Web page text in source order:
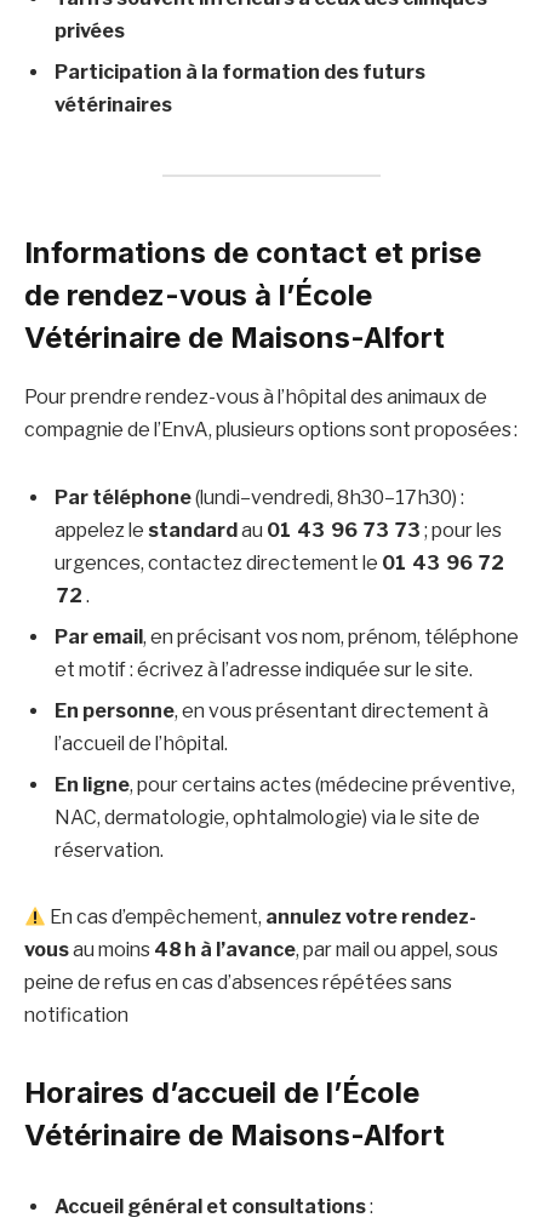
privées
Participation à la formation des futurs
vétérinaires
Informations de contact et prise
de rendez-vous à l’École
Vétérinaire de Maisons-Alfort
Pour prendre rendez-vous à l’hôpital des animaux de
compagnie de l’EnvA, plusieurs options sont proposées :
Par téléphone(lundi–vendredi, 8h30–17h30) :
appelez le standardau 01 43 96 73 73 ; pour les
urgences, contactez directement le 01 43 96 72
72 .
Par email, en précisant vos nom, prénom, téléphone
et motif : écrivez à l’adresse indiquée sur le site.
En personne, en vous présentant directement à
l’accueil de l’hôpital.
En ligne, pour certains actes (médecine préventive,
NAC, dermatologie, ophtalmologie) via le site de
réservation.
En cas d’empêchement, annulez votre rendez-
vousau moins 48 h à l’avance, par mail ou appel, sous
peine de refus en cas d’absences répétées sans
notification
Horaires d’accueil de l’École
Vétérinaire de Maisons-Alfort
Accueil général et consultations: